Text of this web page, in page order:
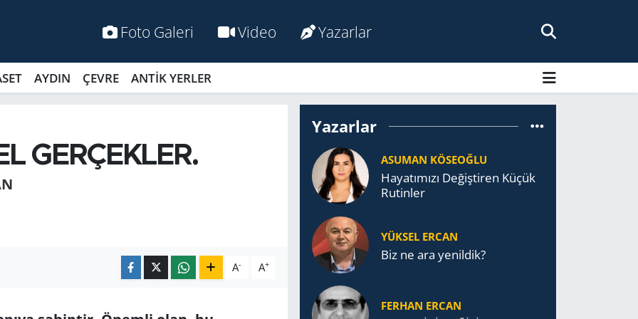
Foto Galeri Video Yazarlar
AYDIN ÇEVRE ANTİK YERLER
GERÇEKLER.
A- A+
Yazarlar
ASUMAN KÖSEOĞLU
Ha­ya­tı­mı­zı De­ğiş­ti­ren Küçük
Ru­tin­ler
YÜKSEL ERCAN
Biz ne ara yenildik?
FERHAN ERCAN